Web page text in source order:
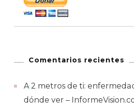
Comentarios recientes
A 2 metros de ti:
dónde ver –